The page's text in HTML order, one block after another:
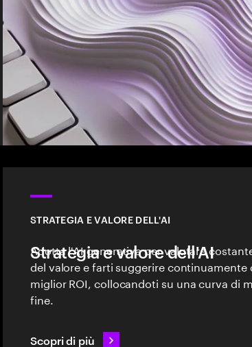
STRATEGIA E VALORE DELL'AI
Strategia e valore dell'AI
Adotta l'AI generativa per valutare
del valore e farti suggerire
miglior ROI, collocandoti su una curva di
fine.
Scopri di più